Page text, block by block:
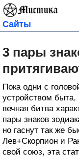
Сайты
3 пары
Пока одни с
устройством
вечная битва
пары знаков
но гаснут так же
Лев+Скорпион и
свой союз, эта